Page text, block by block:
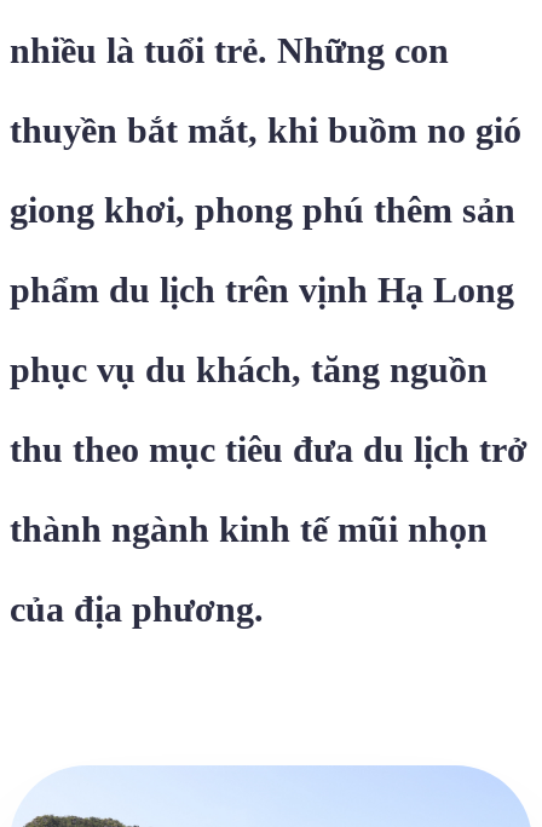
nhiều là tuổi trẻ. Những con
thuyền bắt mắt, khi buồm no gió
giong khơi, phong phú thêm sản
phẩm du lịch trên vịnh Hạ Long
phục vụ du khách, tăng nguồn
thu theo mục tiêu đưa du lịch trở
thành ngành kinh tế mũi nhọn
của địa phương.